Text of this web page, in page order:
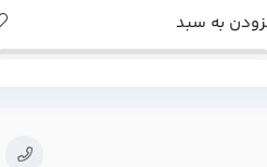
به سبد